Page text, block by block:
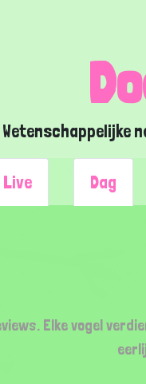
Wetenschappelijke
Live Dag
Elke vogel